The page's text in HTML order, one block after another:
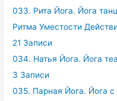
033. Рита Йога. Йога
Ритма Уместости
21 Записи
034. Натья Йога. Йога
3 Записи
035. Парная Йога. Йога с